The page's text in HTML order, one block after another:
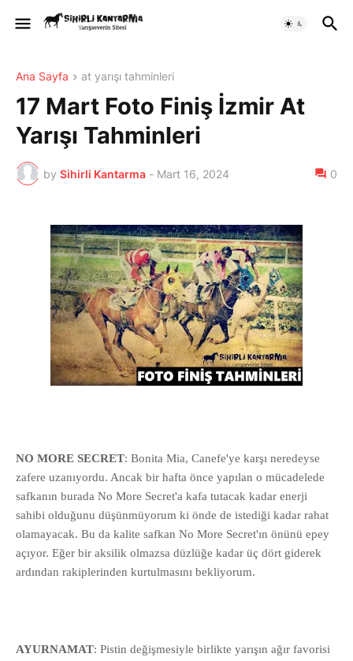
Ana Sayfa at yarışı tahminleri
17 Mart Foto Finiş İzmir At
Yarışı Tahminleri
by Sihirli Kantarma - Mart 16, 2024 0
NO MORE SECRET: Bonita Mia, Canefe'ye karşı neredeyse
zafere uzanıyordu. Ancak bir hafta önce yapılan o mücadelede
safkanın burada No More Secret'a kafa tutacak kadar enerji
sahibi olduğunu düşünmüyorum ki önde de istediği kadar rahat
olamayacak. Bu da kalite safkan No More Secret'ın önünü epey
açıyor. Eğer bir aksilik olmazsa düzlüğe kadar üç dört giderek
ardından rakiplerinden kurtulmasını bekliyorum.
AYURNAMAT: Pistin değişmesiyle birlikte yarışın ağır favorisi